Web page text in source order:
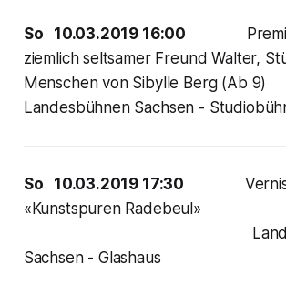
So 10.03.2019 16:00
ziemlich seltsamer Freund Walter,
Menschen von Sibylle Berg (Ab
Landesbühnen Sachsen -
So 10.03.2019 17:30
«Kunstspuren
Sachsen - Glashaus